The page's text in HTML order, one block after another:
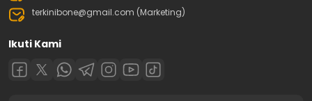
terkinibone@gmail.com (Marketing)
Ikuti Kami